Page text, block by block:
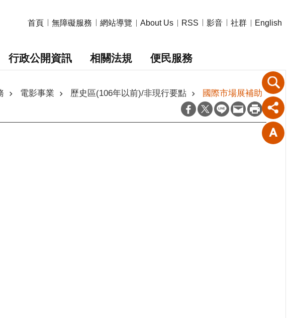
首頁 無障礙服務 網站導覽 About Us RSS 影音 社群 English
行政公開資訊 相關法規 便民服務
電影事業 歷史區(106年以前)/非現行要點 國際市場展補助